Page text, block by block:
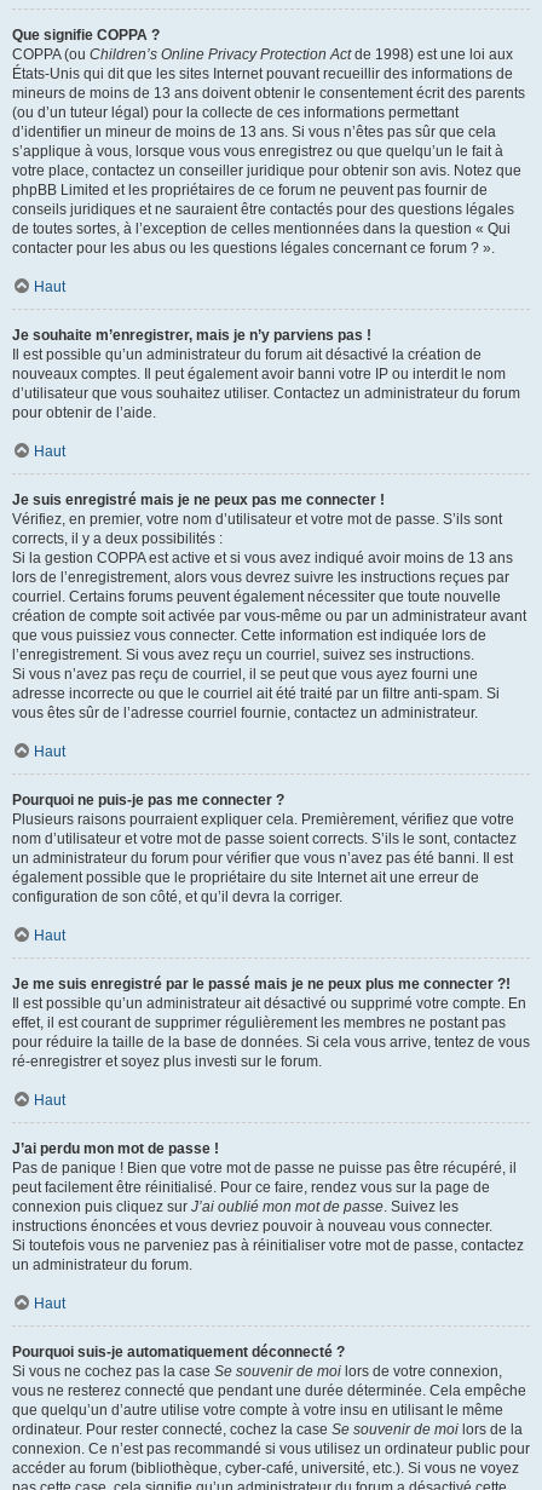
Que signifie COPPA ?
COPPA (ou Children’s Online Privacy Protection Actde 1998) est une loi aux
États-Unis qui dit que les sites Internet pouvant recueillir des informations de
mineurs de moins de 13 ans doivent obtenir le consentement écrit des parents
(ou d’un tuteur légal) pour la collecte de ces informations permettant
d’identifier un mineur de moins de 13 ans. Si vous n’êtes pas sûr que cela
s’applique à vous, lorsque vous vous enregistrez ou que quelqu’un le fait à
votre place, contactez un conseiller juridique pour obtenir son avis. Notez que
phpBB Limited et les propriétaires de ce forum ne peuvent pas fournir de
conseils juridiques et ne sauraient être contactés pour des questions légales
de toutes sortes, à l’exception de celles mentionnées dans la question « Qui
contacter pour les abus ou les questions légales concernant ce forum ? ».
Haut
Je souhaite m’enregistrer, mais je n’y parviens pas !
Il est possible qu’un administrateur du forum ait désactivé la création de
nouveaux comptes. Il peut également avoir banni votre IP ou interdit le nom
d’utilisateur que vous souhaitez utiliser. Contactez un administrateur du forum
pour obtenir de l’aide.
Haut
Je suis enregistré mais je ne peux pas me connecter !
Vérifiez, en premier, votre nom d’utilisateur et votre mot de passe. S’ils sont
corrects, il y a deux possibilités :
Si la gestion COPPA est active et si vous avez indiqué avoir moins de 13 ans
lors de l’enregistrement, alors vous devrez suivre les instructions reçues par
courriel. Certains forums peuvent également nécessiter que toute nouvelle
création de compte soit activée par vous-même ou par un administrateur avant
que vous puissiez vous connecter. Cette information est indiquée lors de
l’enregistrement. Si vous avez reçu un courriel, suivez ses instructions.
Si vous n’avez pas reçu de courriel, il se peut que vous ayez fourni une
adresse incorrecte ou que le courriel ait été traité par un filtre anti-spam. Si
vous êtes sûr de l’adresse courriel fournie, contactez un administrateur.
Haut
Pourquoi ne puis-je pas me connecter ?
Plusieurs raisons pourraient expliquer cela. Premièrement, vérifiez que votre
nom d’utilisateur et votre mot de passe soient corrects. S’ils le sont, contactez
un administrateur du forum pour vérifier que vous n’avez pas été banni. Il est
également possible que le propriétaire du site Internet ait une erreur de
configuration de son côté, et qu’il devra la corriger.
Haut
Je me suis enregistré par le passé mais je ne peux plus me connecter ?!
Il est possible qu’un administrateur ait désactivé ou supprimé votre compte. En
effet, il est courant de supprimer régulièrement les membres ne postant pas
pour réduire la taille de la base de données. Si cela vous arrive, tentez de vous
ré-enregistrer et soyez plus investi sur le forum.
Haut
J’ai perdu mon mot de passe !
Pas de panique ! Bien que votre mot de passe ne puisse pas être récupéré, il
peut facilement être réinitialisé. Pour ce faire, rendez vous sur la page de
connexion puis cliquez sur J’ai oublié mon mot de passe. Suivez les
instructions énoncées et vous devriez pouvoir à nouveau vous connecter.
Si toutefois vous ne parveniez pas à réinitialiser votre mot de passe, contactez
un administrateur du forum.
Haut
Pourquoi suis-je automatiquement déconnecté ?
Si vous ne cochez pas la case Se souvenir de moi lors de votre connexion,
vous ne resterez connecté que pendant une durée déterminée. Cela empêche
que quelqu’un d’autre utilise votre compte à votre insu en utilisant le même
ordinateur. Pour rester connecté, cochez la case Se souvenir de moi lors de la
connexion. Ce n’est pas recommandé si vous utilisez un ordinateur public pour
accéder au forum (bibliothèque, cyber-café, université, etc.). Si vous ne voyez